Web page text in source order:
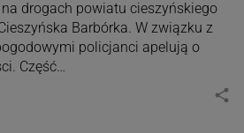
drogach powiatu cieszyńskiego
Barbórka. W związku z
policjanci apelują o
Część…
share